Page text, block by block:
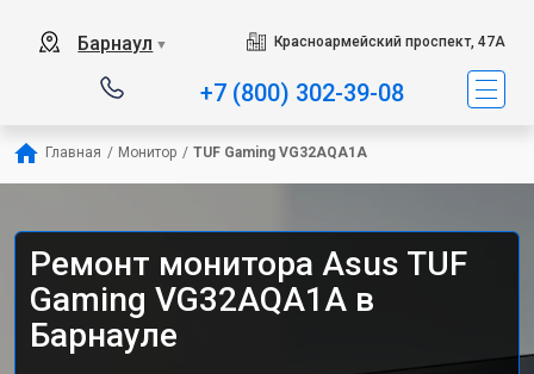
Барнаул ▼ Красноармейский проспект, 47А
+7 (800) 302-39-08
Главная / Монитор / TUF Gaming VG32AQA1A
Ремонт монитора Asus TUF
Gaming VG32AQA1A в
Барнауле